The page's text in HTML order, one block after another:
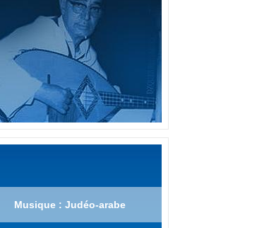
Musique : Judéo-arabe